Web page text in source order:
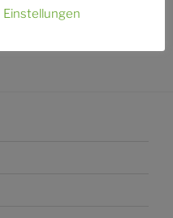
Einstellungen